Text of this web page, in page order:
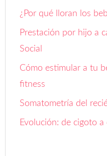
¿Por qué lloran los
Prestación por hijo a
Social
Cómo estimular a tu
fitness
Somatometría del
Evolución: de cigoto